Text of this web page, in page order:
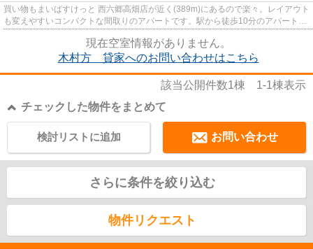
買い物もまいばすけっと 西六郷高畑店が近く(389m)にあるので楽々。レイアウト
も変えやすいコンパクトな間取りのアパートです。駅から徒歩10分のアパート
現在空室情報がありません。
木村方 貸家へのお問い合わせはこちら
該当公開件数1棟 1-1棟表示
チェックした物件をまとめて
お問い合わせ
検討リストに追加
さらに条件を絞り込む
物件リクエスト